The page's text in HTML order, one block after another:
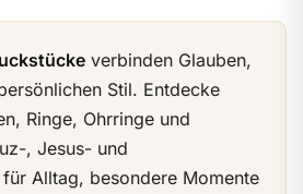
verbinden Glauben,
Stil. Entdecke
Ringe, Ohrringe und
, Jesus- und
Alltag, besondere Momente